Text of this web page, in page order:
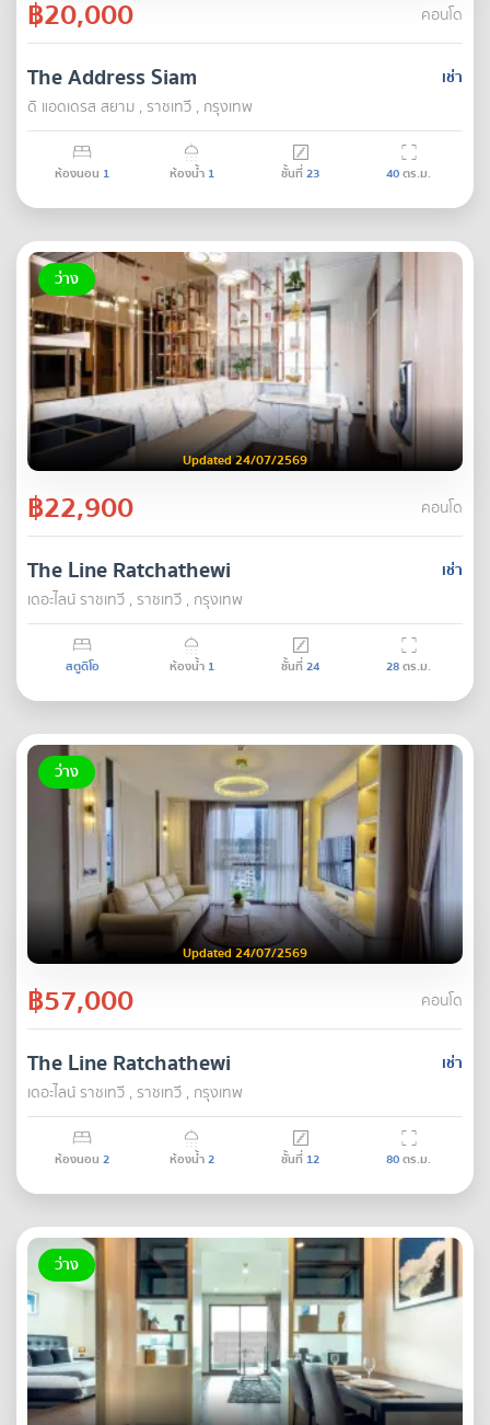
฿20,000 คอนโด
เช่า
The Address Siam
ดิ แอดเดรส สยาม , ราชเทวี , กรุงเทพ
ห้องนอน 1 ห้องน้ำ 1 ชั้นที่23 40ตร.ม.
ว่าง
Updated 24/07/2569
฿22,900 คอนโด
เช่า
The Line Ratchathewi
เดอะไลน์ ราชเทวี , ราชเทวี , กรุงเทพ
สตูดิโอ ห้องน้ำ 1 ชั้นที่24 28ตร.ม.
ว่าง
Updated 24/07/2569
฿57,000 คอนโด
เช่า
The Line Ratchathewi
เดอะไลน์ ราชเทวี , ราชเทวี , กรุงเทพ
ห้องนอน 2 ห้องน้ำ2 ชั้นที่ 12 80ตร.ม.
ว่าง